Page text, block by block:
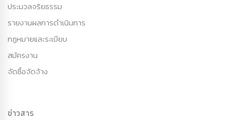
ประมวลจริยธรรม
รายงานผลการดำเนินการ
กฏหมายและระเบียบ
สมัครงาน
จัดซื้อจัดจ้าง
ข่าวสาร